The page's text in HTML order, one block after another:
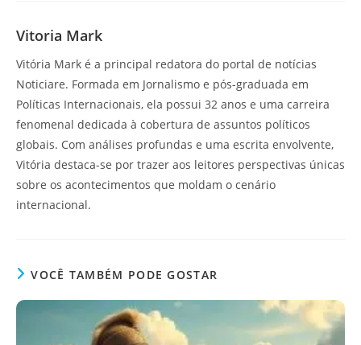
Vitoria Mark
Vitória Mark é a principal redatora do portal de notícias
Noticiare. Formada em Jornalismo e pós-graduada em
Políticas Internacionais, ela possui 32 anos e uma carreira
fenomenal dedicada à cobertura de assuntos políticos
globais. Com análises profundas e uma escrita envolvente,
Vitória destaca-se por trazer aos leitores perspectivas únicas
sobre os acontecimentos que moldam o cenário
internacional.
VOCÊ TAMBÉM PODE GOSTAR